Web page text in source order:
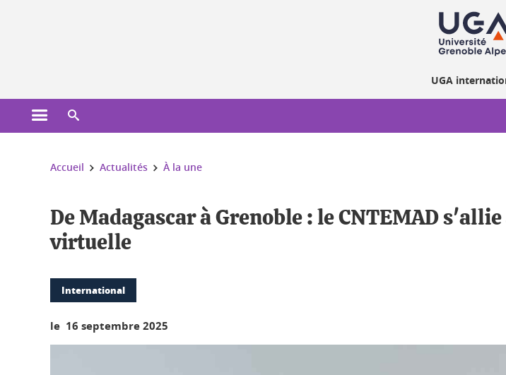
UGA
Ouvrir le menu principal
Vous êtes ici :
Accueil Actualités À la une
De Madagascar à Grenoble : le CNTEMAD
virtuelle
International
le 16 septembre 2025